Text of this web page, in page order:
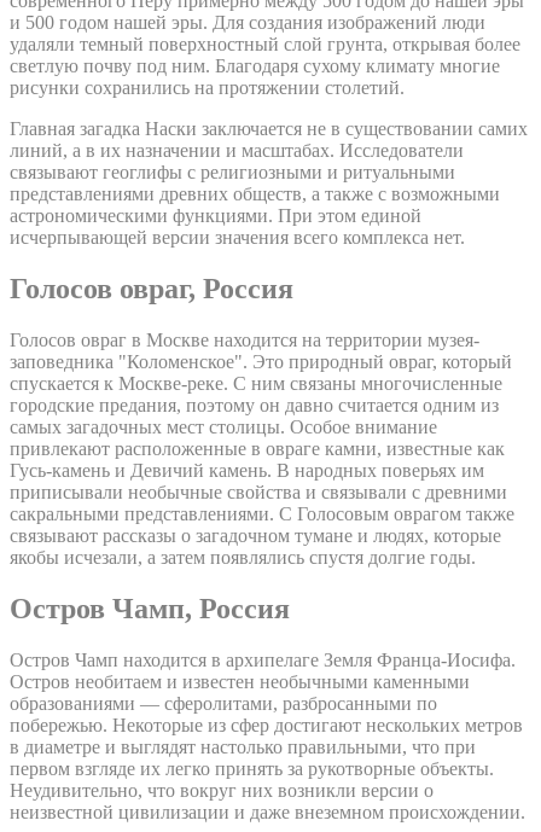
и 500 годом нашей эры. Для создания изображений люди
удаляли темный поверхностный слой грунта, открывая более
светлую почву под ним. Благодаря сухому климату многие
рисунки сохранились на протяжении столетий.
Главная загадка Наски заключается не в существовании самих
линий, а в их назначении и масштабах. Исследователи
связывают геоглифы с религиозными и ритуальными
представлениями древних обществ, а также с возможными
астрономическими функциями. При этом единой
исчерпывающей версии значения всего комплекса нет.
Голосов овраг, Россия
Голосов овраг в Москве находится на территории музея-
заповедника "Коломенское". Это природный овраг, который
спускается к Москве-реке. С ним связаны многочисленные
городские предания, поэтому он давно считается одним из
самых загадочных мест столицы. Особое внимание
привлекают расположенные в овраге камни, известные как
Гусь-камень и Девичий камень. В народных поверьях им
приписывали необычные свойства и связывали с древними
сакральными представлениями. С Голосовым оврагом также
связывают рассказы о загадочном тумане и людях, которые
якобы исчезали, а затем появлялись спустя долгие годы.
Остров Чамп, Россия
Остров Чамп находится в архипелаге Земля Франца-Иосифа.
Остров необитаем и известен необычными каменными
образованиями — сферолитами, разбросанными по
побережью. Некоторые из сфер достигают нескольких метров
в диаметре и выглядят настолько правильными, что при
первом взгляде их легко принять за рукотворные объекты.
Неудивительно, что вокруг них возникли версии о
неизвестной цивилизации и даже внеземном происхождении.